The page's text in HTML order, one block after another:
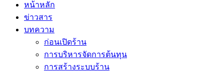
หน้าหลัก
ข่าวสาร
บทความ
ก่อนเปิดร้าน
การบริหารจัดการต้นทุน
การสร้างระบบร้าน